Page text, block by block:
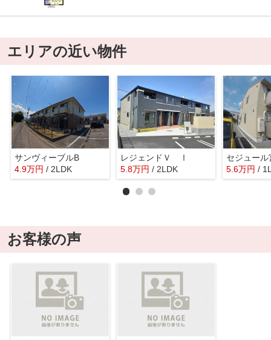
エリアの近い物件
サンヴィーブルB
4.9万円 / 2LDK
レジェンドＶ Ⅰ
5.8万円 / 2LDK
セジュール
5.6万円 /
お客様の声